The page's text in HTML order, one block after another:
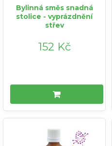
Bylinná směs snadná
stolice - vyprázdnění
střev
152 Kč